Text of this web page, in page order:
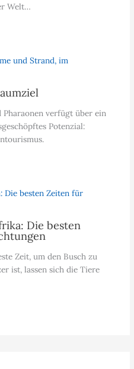
Welt…
Pharaonen verfügt über ein
Potenzial:
Die besten
Zeit, um den Busch zu
ist, lassen sich die Tiere